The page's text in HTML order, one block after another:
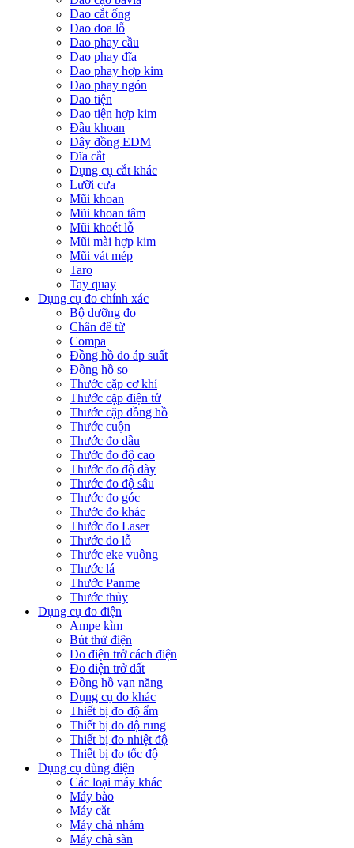
Dao cắt ống
Dao doa lỗ
Dao phay cầu
Dao phay đĩa
Dao phay hợp kim
Dao phay ngón
Dao tiện
Dao tiện hợp kim
Đầu khoan
Dây đồng EDM
Đĩa cắt
Dụng cụ cắt khác
Lưỡi cưa
Mũi khoan
Mũi khoan tâm
Mũi khoét lỗ
Mũi mài hợp kim
Mũi vát mép
Taro
Tay quay
Dụng cụ đo chính xác
Bộ dưỡng đo
Chân đế từ
Compa
Đồng hồ đo áp suất
Đồng hồ so
Thước cặp cơ khí
Thước cặp điện tử
Thước cặp đồng hồ
Thước cuộn
Thước đo dầu
Thước đo độ cao
Thước đo độ dày
Thước đo độ sâu
Thước đo góc
Thước đo khác
Thước đo Laser
Thước đo lỗ
Thước eke vuông
Thước lá
Thước Panme
Thước thủy
Dụng cụ đo điện
Ampe kìm
Bút thử điện
Đo điện trở cách điện
Đo điện trở đất
Đồng hồ vạn năng
Dụng cụ đo khác
Thiết bị đo độ ẩm
Thiết bị đo độ rung
Thiết bị đo nhiệt độ
Thiết bị đo tốc độ
Dụng cụ dùng điện
Các loại máy khác
Máy bào
Máy cắt
Máy chà nhám
Máy chà sàn